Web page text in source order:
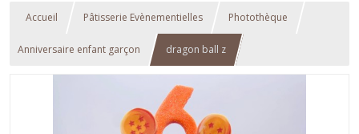
Accueil Pâtisserie Evènementielles Photothèque
Anniversaire enfant garçon dragon ball z